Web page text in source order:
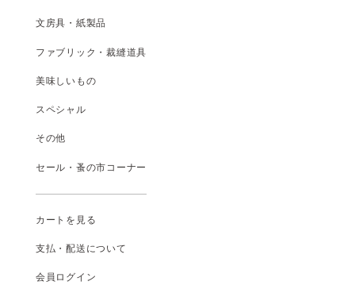
文房具・紙製品
ファブリック・裁縫道具
美味しいもの
スペシャル
その他
セール・蚤の市コーナー
カートを見る
支払 ・配送について
会員ログイン